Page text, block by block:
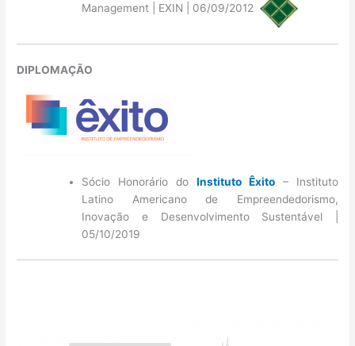
Management | EXIN | 06/09/2012
DIPLOMAÇÃO
Sócio Honorário doInstituto Êxito – Instituto
Latino Americano de Empreendedorismo,
Inovação e Desenvolvimento Sustentável |
05/10/2019